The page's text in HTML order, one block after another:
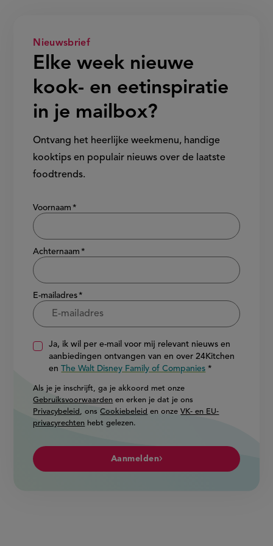
Nieuwsbrief
Elke week nieuwe
kook- en eetinspiratie
in je mailbox?
Ontvang het heerlijke weekmenu, handige
kooktips en populair nieuws over de laatste
foodtrends.
Show/hide
Voornaam
Achternaam
E-mailadres
Ja, ik wil per e-mail voor mij relevant nieuws en
aanbiedingen ontvangen van en over 24Kitchen
enThe Walt Disney Family of Companies
Als je je inschrijft, ga je akkoord met onze
Gebruiksvoorwaarden en erken je dat je ons
Privacybeleid , onsCookiebeleid en onzeVK- en EU-
privacyrechten hebt gelezen.
Aanmelden